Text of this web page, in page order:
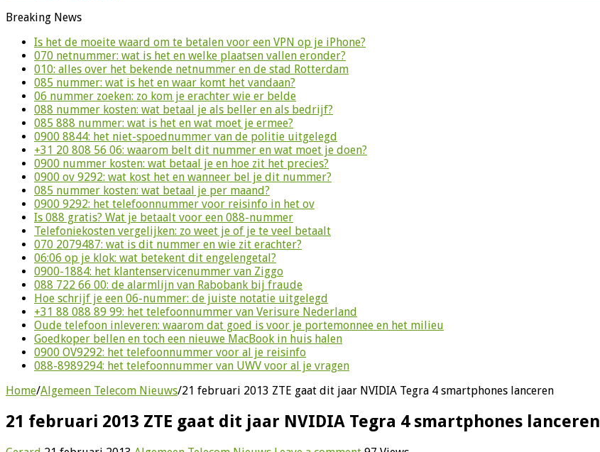
Breaking News
Is het de moeite waard om te betalen voor een VPN op je iPhone?
070 netnummer: wat is het en welke plaatsen vallen eronder?
010: alles over het bekende netnummer en de stad Rotterdam
085 nummer: wat is het en waar komt het vandaan?
06 nummer zoeken: zo kom je erachter wie er belde
088 nummer kosten: wat betaal je als beller en als bedrijf?
085 888 nummer: wat is het en wat moet je ermee?
0900 8844: het niet-spoednummer van de politie uitgelegd
+31 20 808 56 06: waarom belt dit nummer en wat moet je doen?
0900 nummer kosten: wat betaal je en hoe zit het precies?
0900 ov 9292: wat kost het en wanneer bel je dit nummer?
085 nummer kosten: wat betaal je per maand?
0900 9292: het telefoonnummer voor reisinfo in het ov
Is 088 gratis? Wat je betaalt voor een 088-nummer
Telefoniekosten vergelijken: zo weet je of je te veel betaalt
070 2079487: wat is dit nummer en wie zit erachter?
06:06 op je klok: wat betekent dit engelengetal?
0900-1884: het klantenservicenummer van Ziggo
088 722 66 00: de alarmlijn van Rabobank bij fraude
Hoe schrijf je een 06-nummer: de juiste notatie uitgelegd
+31 88 088 89 99: het telefoonnummer van Verisure Nederland
Oude telefoon inleveren: waarom dat goed is voor je portemonnee en het milieu
Goedkoper bellen en toch een nieuwe MacBook in huis halen
0900 OV9292: het telefoonnummer voor al je reisinfo
088-8989294: het telefoonnummer van UWV voor al je vragen
Home/Algemeen Telecom Nieuws/21 februari 2013 ZTE gaat dit jaar NVIDIA Tegra 4 smartphones lanceren
21 februari 2013 ZTE gaat dit jaar NVIDIA Tegra 4 smartphones lanceren